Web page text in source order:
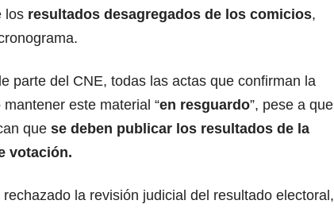
los resultados desagregados de los comicios,
parte del CNE, todas las actas que confirman la
este material “en resguardo”, pese a que
que se deben publicar los resultados de la
votación.
la revisión judicial del resultado electoral,